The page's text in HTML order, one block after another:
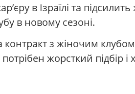
в Ізраїлі та
в новому сезоні.
контракт з жіночим клубом
жорсткий підбір і